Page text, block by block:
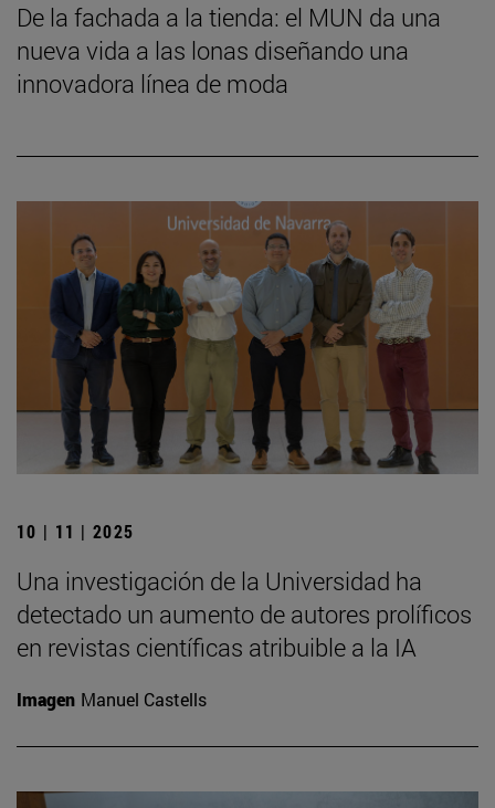
De la fachada a la tienda: el MUN da una
nueva vida a las lonas diseñando una
innovadora línea de moda
10 | 11 | 2025
Una investigación de la Universidad ha
detectado un aumento de autores prolíficos
en revistas científicas atribuible a la IA
Imagen Manuel Castells